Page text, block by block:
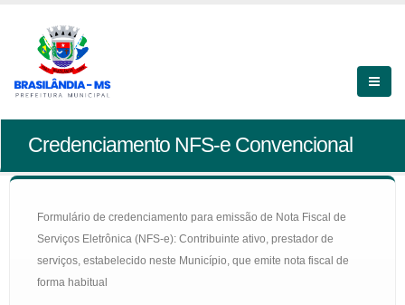
Credenciamento NFS-e Convencional
Formulário de credenciamento para emissão de Nota Fiscal de
Serviços Eletrônica (NFS-e): Contribuinte ativo, prestador de
serviços, estabelecido neste Município, que emite nota fiscal de
forma habitual